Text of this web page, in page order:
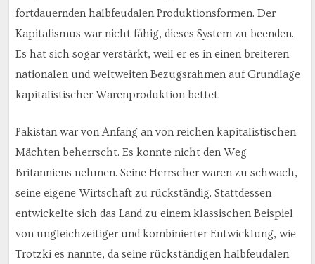
fortdauernden halbfeudalen Produktionsformen. Der
Kapitalismus war nicht fähig, dieses System zu beenden.
Es hat sich sogar verstärkt, weil er es in einen breiteren
nationalen und weltweiten Bezugsrahmen auf Grundlage
kapitalistischer Warenproduktion bettet.
Pakistan war von Anfang an von reichen kapitalistischen
Mächten beherrscht. Es konnte nicht den Weg
Britanniens nehmen. Seine Herrscher waren zu schwach,
seine eigene Wirtschaft zu rückständig. Stattdessen
entwickelte sich das Land zu einem klassischen Beispiel
von ungleichzeitiger und kombinierter Entwicklung, wie
Trotzki es nannte, da seine rückständigen halbfeudalen